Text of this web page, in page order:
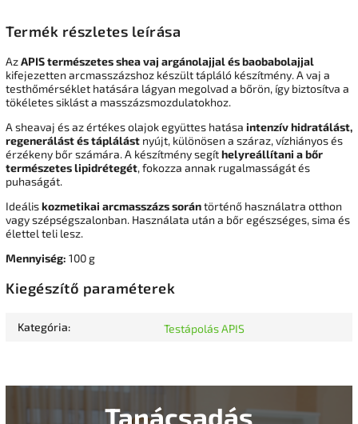
Termék részletes leírása
AzAPIS természetes shea vaj argánolajjal és baobabolajjal
kifejezetten arcmasszázshoz készült tápláló készítmény. A vaj a
testhőmérséklet hatására lágyan megolvad a bőrön, így biztosítva a
tökéletes siklást a masszázsmozdulatokhoz.
A sheavaj és az értékes olajok együttes hatása intenzív hidratálást,
regenerálást és táplálást nyújt, különösen a száraz, vízhiányos és
érzékeny bőr számára. A készítmény segíthelyreállítani a bőr
természetes lipidrétegét, fokozza annak rugalmasságát és
puhaságát.
Ideáliskozmetikai arcmasszázs sorántörténő használatra otthon
vagy szépségszalonban. Használata után a bőr egészséges, sima és
élettel teli lesz.
Mennyiség: 100 g
Kiegészítő paraméterek
Kategória: Testápolás APIS
Tanácsadás